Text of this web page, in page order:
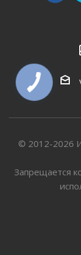
© 2012-2026
Запрещается
КНОПКА
СВЯЗИ